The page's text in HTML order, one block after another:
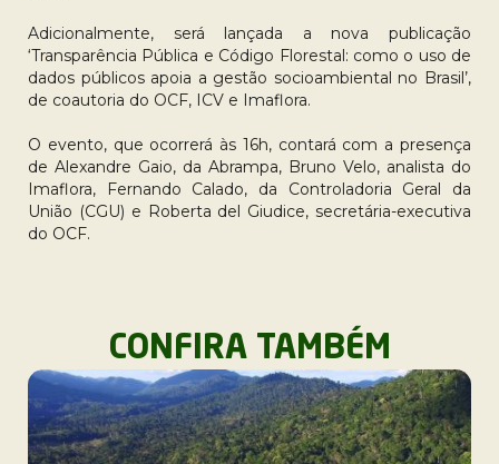
Adicionalmente, será lançada a nova publicação
‘Transparência Pública e Código Florestal: como o uso de
dados públicos apoia a gestão socioambiental no Brasil’,
de coautoria do OCF, ICV e Imaflora.
O evento, que ocorrerá às 16h, contará com a presença
de Alexandre Gaio, da Abrampa, Bruno Velo, analista do
Imaflora, Fernando Calado, da Controladoria Geral da
União (CGU) e Roberta del Giudice, secretária-executiva
do OCF.
CONFIRA TAMBÉM